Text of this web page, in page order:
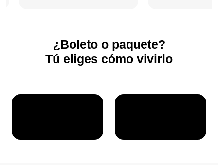
¿Boleto o paquete?
Tú eliges cómo vivirlo